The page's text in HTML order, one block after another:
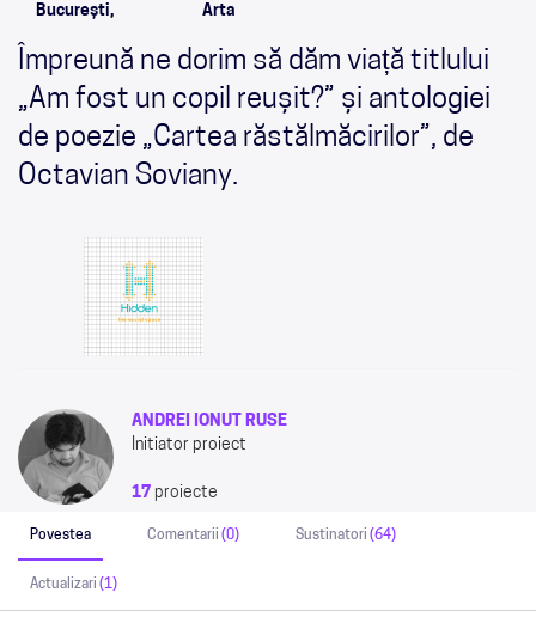
București, Arta
Împreună ne dorim să dăm viață titlului
„Am fost un copil reușit?” și antologiei
de poezie „Cartea răstălmăcirilor”, de
Octavian Soviany.
ANDREI IONUT RUSE
Initiator proiect
17 proiecte
Povestea Comentarii (0) Sustinatori (64)
Actualizari (1)